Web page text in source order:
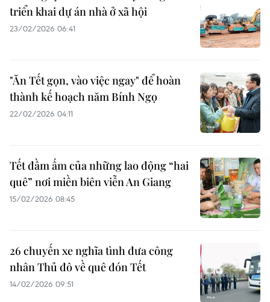
triển khai dự án nhà ở xã hội
23/02/2026 06:41
"Ăn Tết gọn, vào việc ngay" để hoàn
thành kế hoạch năm Bính Ngọ
22/02/2026 04:11
Tết đầm ấm của những lao động “hai
quê” nơi miền biên viễn An Giang
15/02/2026 08:45
26 chuyến xe nghĩa tình đưa công
nhân Thủ đô về quê đón Tết
14/02/2026 09:51